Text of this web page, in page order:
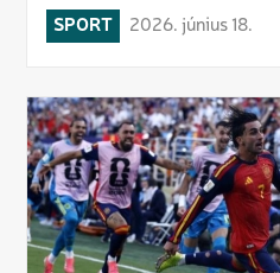
SPORT 2026. június 18.